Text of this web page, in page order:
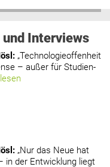
Interviews
: „Technologieoffenheit
– außer für Studien-
lesen
: „Nur das Neue hat
in der Entwicklung liegt